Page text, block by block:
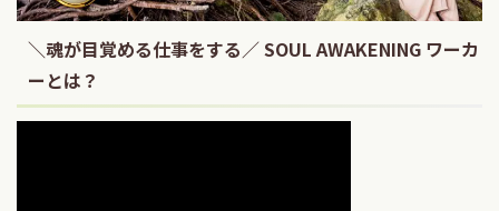
＼魂が目覚める仕事をする／ SOUL AWAKENING ワーカ
ーとは？